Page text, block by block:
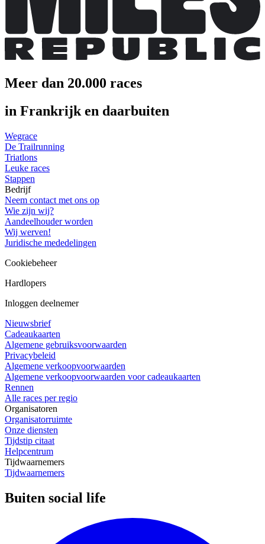
Meer dan 20.000 races
in Frankrijk en daarbuiten
Wegrace
De Trailrunning
Triatlons
Leuke races
Stappen
Bedrijf
Neem contact met ons op
Wie zijn wij?
Aandeelhouder worden
Wij werven!
Juridische mededelingen
Cookiebeheer
Hardlopers
Inloggen deelnemer
Nieuwsbrief
Cadeaukaarten
Algemene gebruiksvoorwaarden
Privacybeleid
Algemene verkoopvoorwaarden
Algemene verkoopvoorwaarden voor cadeaukaarten
Rennen
Alle races per regio
Organisatoren
Organisatorruimte
Onze diensten
Tijdstip citaat
Helpcentrum
Tijdwaarnemers
Tijdwaarnemers
Buiten social life